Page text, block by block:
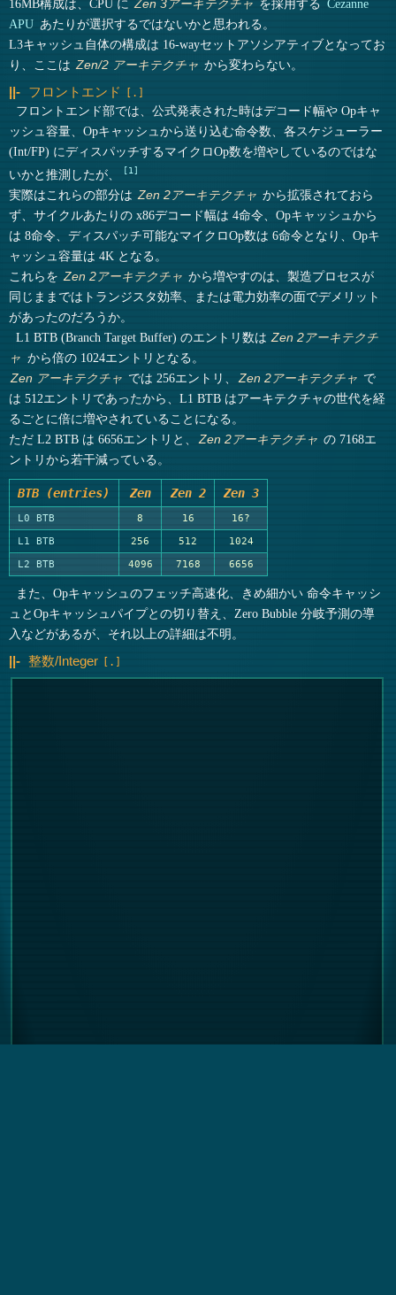
16MB構成は、CPU に Zen 3アーキテクチャ を採用する Cezanne
APU あたりが選択するではないかと思われる。
L3キャッシュ自体の構成は 16-wayセットアソシアティブとなってお
り、ここは Zen/2 アーキテクチャ から変わらない。
フロントエンド
フロントエンド部では、公式発表された時はデコード幅や Opキャ
ッシュ容量、Opキャッシュから送り込む命令数、各スケジューラー
(Int/FP) にディスパッチするマイクロOp数を増やしているのではな
いかと推測したが、
1
実際はこれらの部分は Zen 2アーキテクチャ から拡張されておら
ず、サイクルあたりの x86デコード幅は 4命令、Opキャッシュから
は 8命令、ディスパッチ可能なマイクロOp数は 6命令となり、Opキ
ャッシュ容量は 4K となる。
これらを Zen 2アーキテクチャ から増やすのは、製造プロセスが
同じままではトランジスタ効率、または電力効率の面でデメリット
があったのだろうか。
L1 BTB (Branch Target Buffer) のエントリ数は Zen 2アーキテクチ
ャ から倍の 1024エントリとなる。
Zen アーキテクチャ では 256エントリ、 Zen 2アーキテクチャ で
は 512エントリであったから、L1 BTB はアーキテクチャの世代を経
るごとに倍に増やされていることになる。
ただ L2 BTB は 6656エントリと、
Zen 2アーキテクチャ の 7168エ
ントリから若干減っている。
BTB (entries) Zen Zen 2 Zen 3
L0 BTB 8 16
16?
L1 BTB
256 512
1024
L2 BTB
4096 7168 6656
また、Opキャッシュのフェッチ高速化、きめ細かい 命令キャッシ
ュとOpキャッシュパイプとの切り替え、Zero Bubble 分岐予測の導
入などがあるが、それ以上の詳細は不明。
整数/Integer